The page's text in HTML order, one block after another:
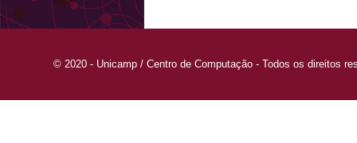
© 2020 - Unicamp / Centro de Computação - Todos os direitos